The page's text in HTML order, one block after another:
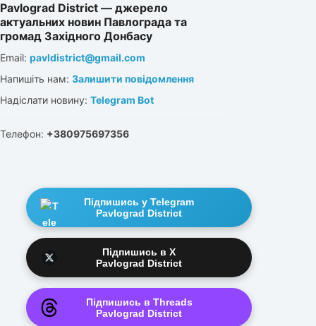
Pavlograd District — джерело
актуальних новин Павлограда та
громад Західного Донбасу
Email: pavldistrict@gmail.com
Напишіть нам: Залишити повідомлення
Надіслати новину: Telegram Bot
Телефон: +380975697356
Підпишись у Telegram
Pavlograd District
Підпишись в X
Pavlograd District
Підпишись в Threads
Pavlograd District